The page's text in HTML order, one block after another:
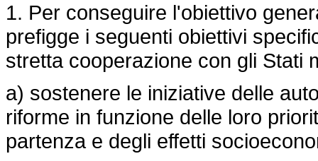
1. Per conseguire l'obiettivo
prefigge i seguenti obiettivi
stretta cooperazione con gli Stati
a) sostenere le iniziative delle
riforme in funzione delle loro
partenza e degli effetti